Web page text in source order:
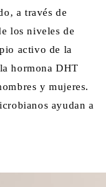
a través de
los niveles de
activo de la
hormona DHT
y mujeres.
ayudan a